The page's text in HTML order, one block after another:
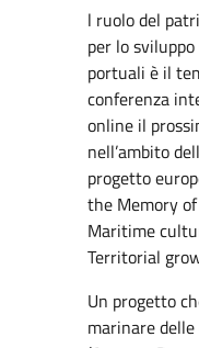
l ruolo del
per lo
portuali è il
conferenza
online il
nell’ambito
progetto
the Memory
Maritime
Territorial
Un progetto
marinare delle